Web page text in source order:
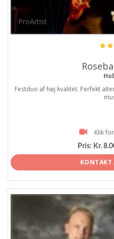
ProArtist
Festduo af høj kvalitet. Perfekt
Klik
Pris: Kr.
KONTAKT